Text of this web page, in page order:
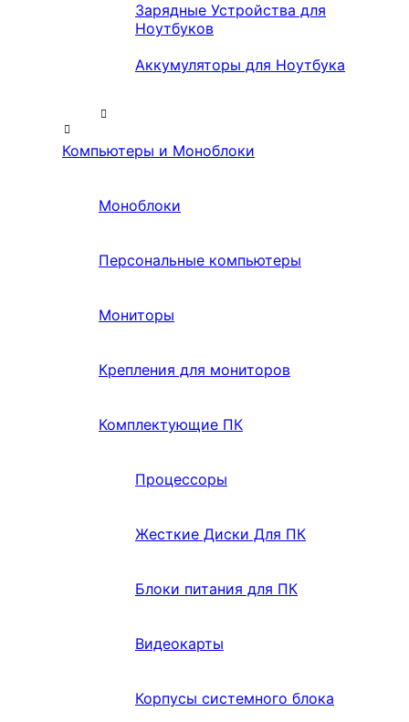
Зарядные Устройства для
Ноутбуков
Аккумуляторы для Ноутбука
Компьютеры и Моноблоки
Моноблоки
Персональные компьютеры
Мониторы
Крепления для мониторов
Комплектующие ПК
Процессоры
Жесткие Диски Для ПК
Блоки питания для ПК
Видеокарты
Корпусы системного блока